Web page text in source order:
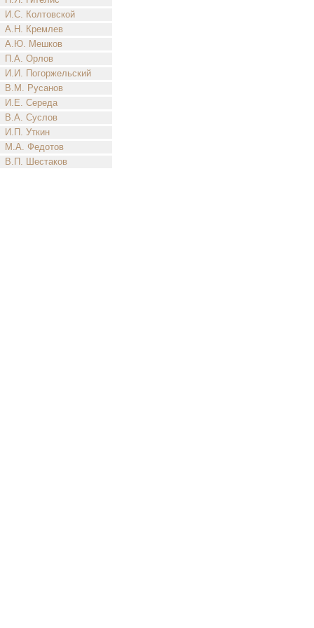
И.С. Колтовской
А.Н. Кремлев
А.Ю. Мешков
П.А. Орлов
И.И. Погоржельский
В.М. Русанов
И.Е. Середа
В.А. Суслов
И.П. Уткин
М.А. Федотов
В.П. Шестаков